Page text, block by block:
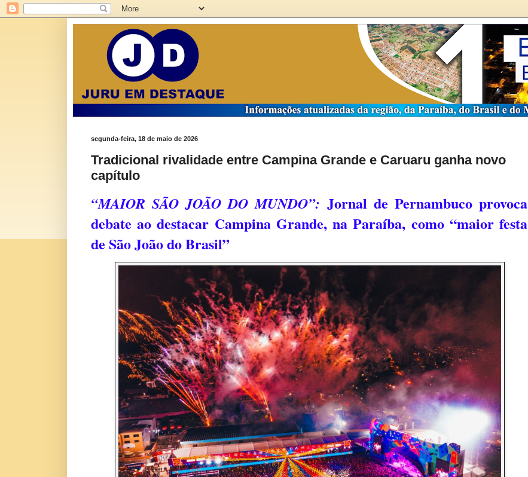
segunda-feira, 18 de maio de 2026
Tradicional rivalidade entre Campina Grande e Caruaru ganha novo
capítulo
“MAIOR SÃO JOÃO DO MUNDO”: Jornal de Pernambuco provoca
debate ao destacar Campina Grande, na Paraíba, como “maior festa
de São João do Brasil”